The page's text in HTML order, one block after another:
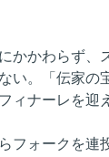
かかわらず、
い。「伝家の
ィナーレを迎
フォークを連